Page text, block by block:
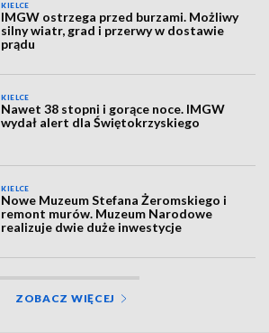
KIELCE
IMGW ostrzega przed burzami. Możliwy
silny wiatr, grad i przerwy w dostawie
prądu
KIELCE
Nawet 38 stopni i gorące noce. IMGW
wydał alert dla Świętokrzyskiego
KIELCE
Nowe Muzeum Stefana Żeromskiego i
remont murów. Muzeum Narodowe
realizuje dwie duże inwestycje
ZOBACZ WIĘCEJ